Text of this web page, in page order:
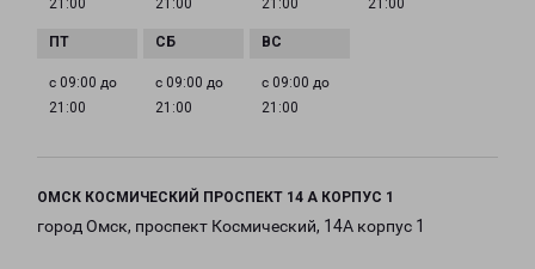
21:00
21:00
21:00
21:00
с 09:00 до
21:00
с 09:00 до
21:00
с 09:00 до
21:00
ОМСК КОСМИЧЕСКИЙ ПРОСПЕКТ 14 А КОРПУС 1
город Омск, проспект Космический, 14А корпус 1